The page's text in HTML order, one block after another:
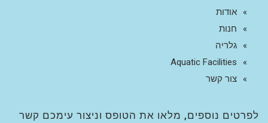
אודות
חנות
גלריה
Aquatic Facilities
צור קשר
לפרטים נוספים, מלאו את הטופס וניצור עימכם קשר